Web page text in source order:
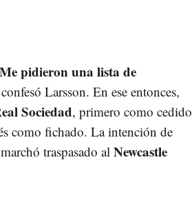
pidieron una lista de
Larsson. En ese entonces,
Sociedad, primero como cedido
como fichado. La intención de
traspasado al Newcastle